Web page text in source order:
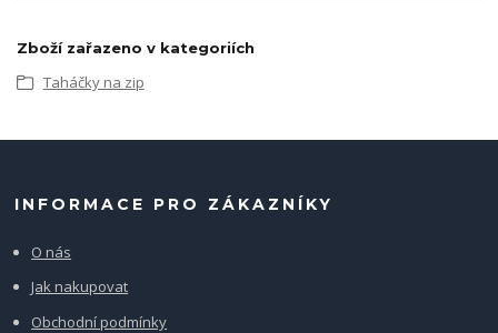
Zboží zařazeno v kategoriích
Taháčky na zip
INFORMACE PRO ZÁKAZNÍKY
O nás
Jak nakupovat
Obchodní podmínky